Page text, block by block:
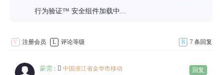
行为验证™ 安全组件加载中...
V 注册会员 L 评论等级 R 7 条回复
蒙需 :
中国浙江省金华市移动
回复